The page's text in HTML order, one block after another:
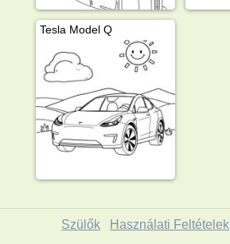
Tesla Model Q
Szülők Használati Feltételek